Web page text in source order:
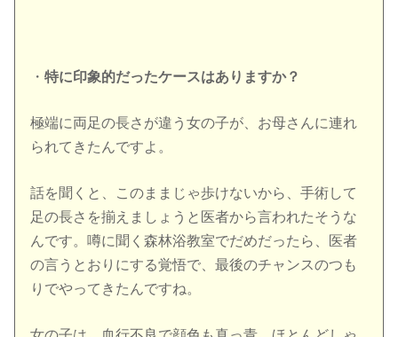
・特に印象的だったケースはありますか？
極端に両足の長さが違う女の子が、お母さんに連れ
られてきたんですよ。
話を聞くと、このままじゃ歩けないから、手術して
足の長さを揃えましょうと医者から言われたそうな
んです。噂に聞く森林浴教室でだめだったら、医者
の言うとおりにする覚悟で、最後のチャンスのつも
りでやってきたんですね。